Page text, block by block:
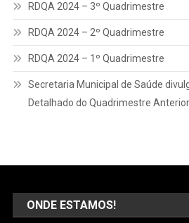
RDQA 2024 – 3º Quadrimestre
RDQA 2024 – 2º Quadrimestre
RDQA 2024 – 1º Quadrimestre
Secretaria Municipal de Saúde
Detalhado do Quadrimestre Anterior
ONDE ESTAMOS!